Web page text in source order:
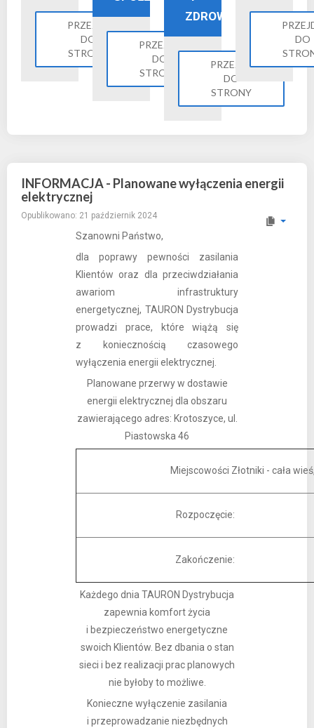
PRZEJDŹ
DO
STRONY
PRZEJDŹ
DO
STRONY
ZDROWIE
PRZEJDŹ
DO
STRONY
DO
INFORMACJA - Planowane wyłączenia energii
elektrycznej
Opublikowano: 21 październik 2024
Szanowni Państwo,
dla poprawy pewności zasilania
Klientów oraz dla przeciwdziałania
awariom infrastruktury
energetycznej, TAURON Dystrybucja
prowadzi prace, które wiążą się
z koniecznością czasowego
wyłączenia energii elektrycznej.
Planowane przerwy w dostawie
energii elektrycznej dla obszaru
zawierającego adres: Krotoszyce, ul.
Piastowska 46
Miejscowości Złotniki - cała
Rozpoczęcie:
Zakończenie:
Każdego dnia TAURON Dystrybucja
zapewnia komfort życia
i bezpieczeństwo energetyczne
swoich Klientów. Bez dbania o stan
sieci i bez realizacji prac planowych
nie byłoby to możliwe.
Konieczne wyłączenie zasilania
i przeprowadzanie niezbędnych